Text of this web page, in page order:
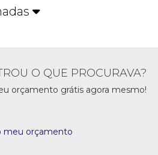
O QUE PROCURAVA?
orçamento grátis agora mesmo!
meu orçamento